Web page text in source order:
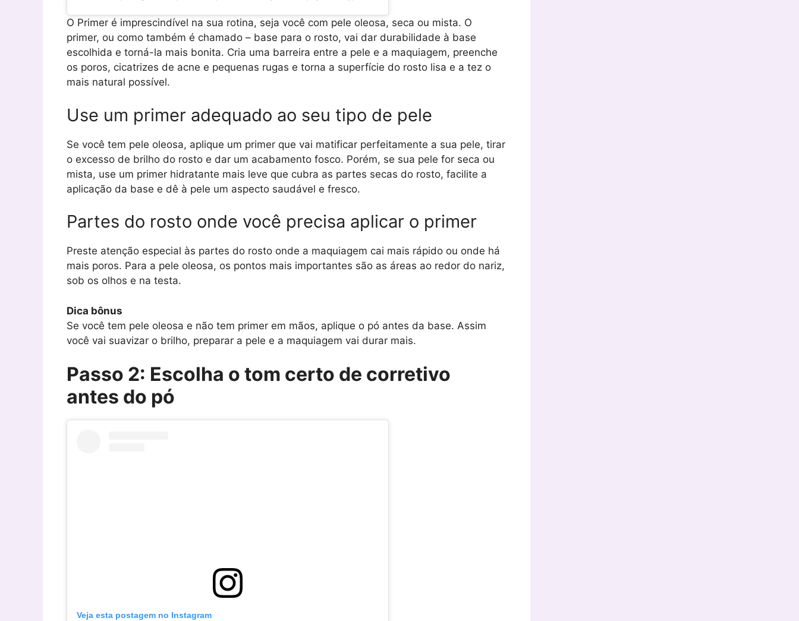
O Primer é imprescindível na sua rotina, seja você com pele oleosa, seca ou mista. O
primer, ou como também é chamado – base para o rosto, vai dar durabilidade à base
escolhida e torná-la mais bonita. Cria uma barreira entre a pele e a maquiagem, preenche
os poros, cicatrizes de acne e pequenas rugas e torna a superfície do rosto lisa e a tez o
mais natural possível.
Use um primer adequado ao seu tipo de pele
Se você tem pele oleosa, aplique um primer que vai matificar perfeitamente a sua pele, tirar
o excesso de brilho do rosto e dar um acabamento fosco. Porém, se sua pele for seca ou
mista, use um primer hidratante mais leve que cubra as partes secas do rosto, facilite a
aplicação da base e dê à pele um aspecto saudável e fresco.
Partes do rosto onde você precisa aplicar o primer
Preste atenção especial às partes do rosto onde a maquiagem cai mais rápido ou onde há
mais poros. Para a pele oleosa, os pontos mais importantes são as áreas ao redor do nariz,
sob os olhos e na testa.
Dica bônus
Se você tem pele oleosa e não tem primer em mãos, aplique o pó antes da base. Assim
você vai suavizar o brilho, preparar a pele e a maquiagem vai durar mais.
Passo 2: Escolha o tom certo de corretivo
antes do pó
Veja esta postagem no Instagram